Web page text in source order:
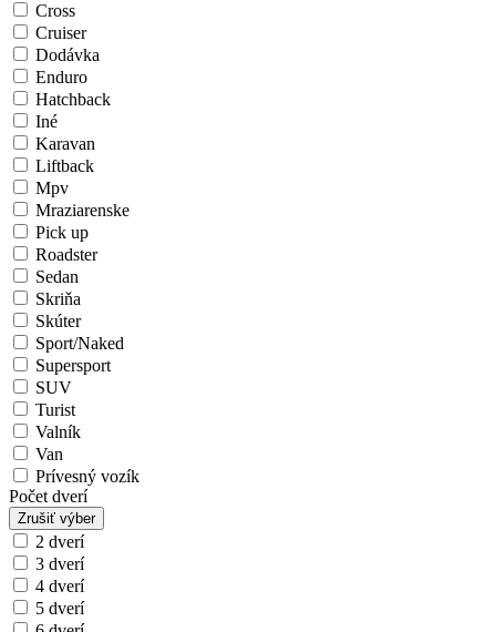
Cross
Cruiser
Dodávka
Enduro
Hatchback
Iné
Karavan
Liftback
Mpv
Mraziarenske
Pick up
Roadster
Sedan
Skriňa
Skúter
Sport/Naked
Supersport
SUV
Turist
Valník
Van
Prívesný vozík
Počet dverí
Zrušiť výber
2 dverí
3 dverí
4 dverí
5 dverí